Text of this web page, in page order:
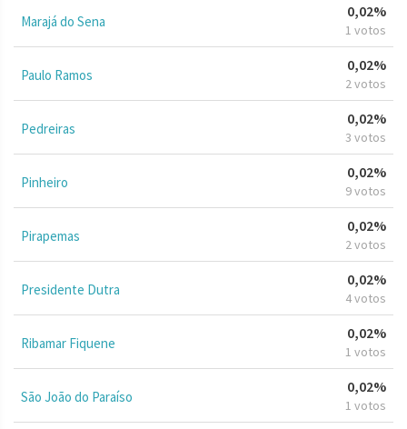
Marajá do Sena
0,02%
1 votos
Paulo Ramos
0,02%
2 votos
Pedreiras
0,02%
3 votos
Pinheiro
0,02%
9 votos
Pirapemas
0,02%
2 votos
Presidente Dutra
0,02%
4 votos
Ribamar Fiquene
0,02%
1 votos
São João do Paraíso
0,02%
1 votos